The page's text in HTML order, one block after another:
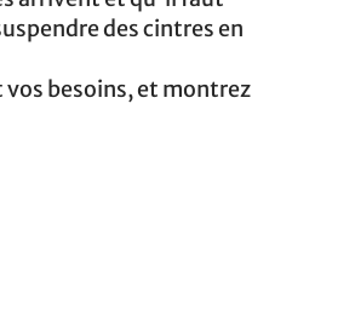
des cintres en
besoins, et montrez